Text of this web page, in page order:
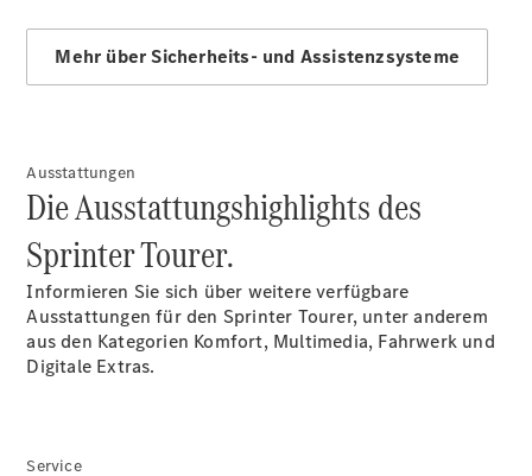
Tourer
eCitan
eCitan
Kastenwagen
Mercedes-
Mehr über Sicherheits- und Assistenzsysteme
Ausstattungen
Die Ausstattungshighlights des
Sprinter Tourer.
Informieren Sie sich über weitere verfügbare
Ausstattungen für den Sprinter Tourer, unter anderem
aus den Kategorien Komfort, Multimedia, Fahrwerk und
Digitale Extras.
Service